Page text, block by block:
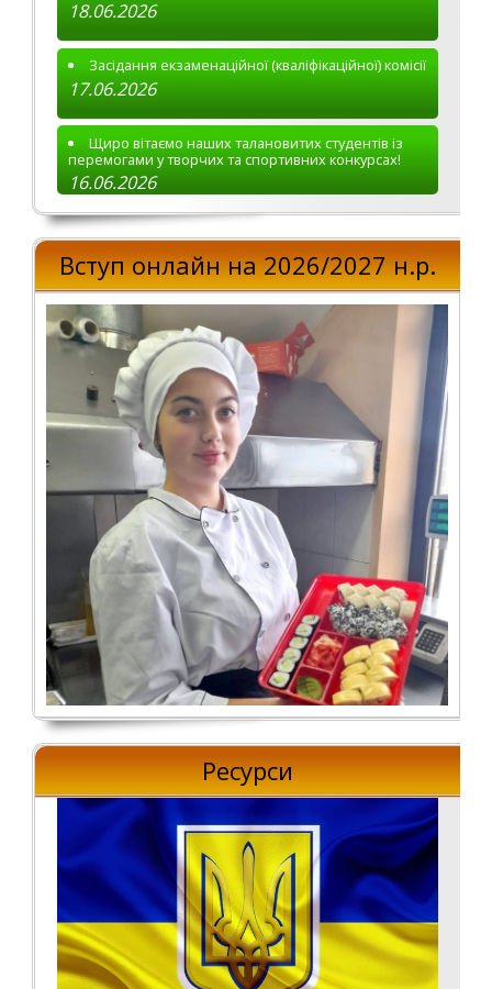
18.06.2026
Засідання екзаменаційної (кваліфікаційної) комісії
17.06.2026
Щиро вітаємо наших талановитих студентів із
перемогами у творчих та спортивних конкурсах!
16.06.2026
Вступ онлайн на 2026/2027 н.р.
Ресурси